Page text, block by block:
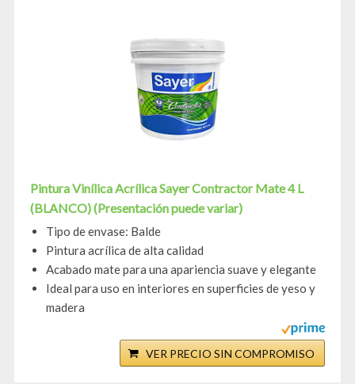
Pintura Vinílica Acrílica Sayer Contractor Mate 4 L
(BLANCO) (Presentación puede variar)
Tipo de envase: Balde
Pintura acrílica de alta calidad
Acabado mate para una apariencia suave y elegante
Ideal para uso en interiores en superficies de yeso y
madera
VER PRECIO SIN COMPROMISO